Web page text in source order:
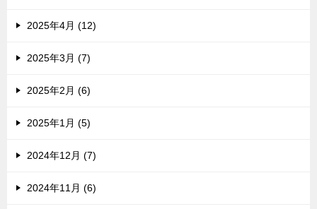
2025年4月 (12)
2025年3月 (7)
2025年2月 (6)
2025年1月 (5)
2024年12月 (7)
2024年11月 (6)